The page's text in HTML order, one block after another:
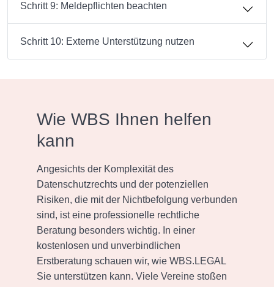
Schritt 9: Meldepflichten beachten
Schritt 10: Externe Unterstützung nutzen
Wie WBS Ihnen helfen
kann
Angesichts der Komplexität des
Datenschutzrechts und der potenziellen
Risiken, die mit der Nichtbefolgung verbunden
sind, ist eine professionelle rechtliche
Beratung besonders wichtig. In einer
kostenlosen und unverbindlichen
Erstberatung schauen wir, wie WBS.LEGAL
Sie unterstützen kann. Viele Vereine stoßen